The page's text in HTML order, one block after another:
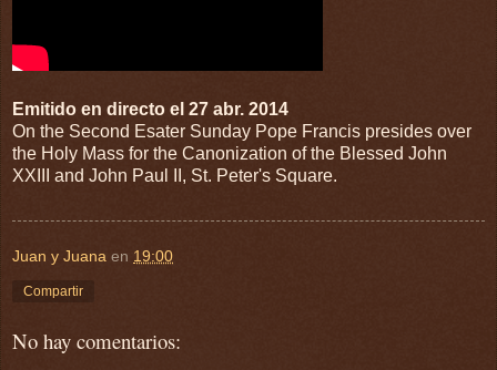
Emitido en directo el 27 abr. 2014
On the Second Esater Sunday Pope Francis presides over
the Holy Mass for the Canonization of the Blessed John
XXIII and John Paul II, St. Peter's Square.
Juan y Juana en 19:00
Compartir
No hay comentarios: